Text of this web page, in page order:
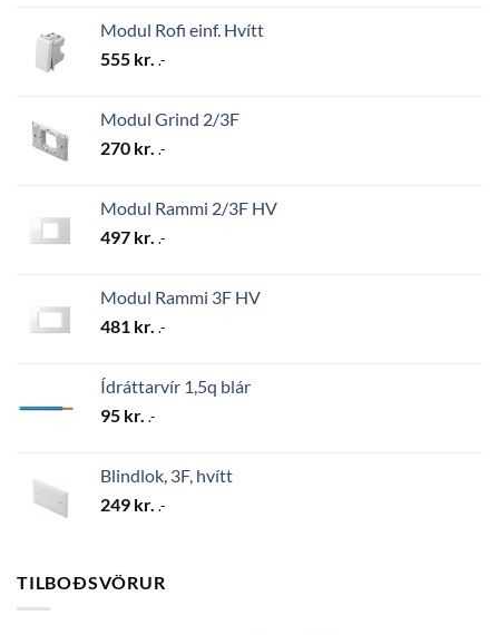
Modul Rofi einf. Hvítt
555 kr. .-
Modul Grind 2/3F
270 kr. .-
Modul Rammi 2/3F HV
497 kr. .-
Modul Rammi 3F HV
481 kr. .-
Ídráttarvír 1,5q blár
95 kr. .-
Blindlok, 3F, hvítt
249 kr. .-
TILBOÐSVÖRUR